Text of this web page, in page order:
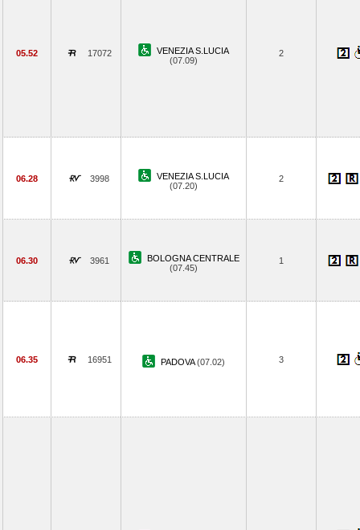
05.52 17072
VENEZIA S.LUCIA
(07.09)
2
06.28 3998
VENEZIA S.LUCIA
(07.20)
2
06.30 3961
BOLOGNA CENTRALE
(07.45)
1
06.35 16951 PADOVA(07.02) 3